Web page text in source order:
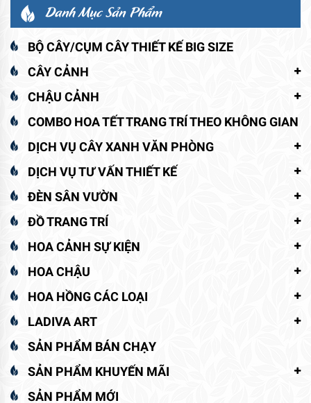
Danh Mục Sản Phẩm
BỘ CÂY/CỤM CÂY THIẾT KẾ BIG SIZE
CÂY CẢNH
CHẬU CẢNH
COMBO HOA TẾT TRANG TRÍ THEO KHÔNG GIAN
DỊCH VỤ CÂY XANH VĂN PHÒNG
DỊCH VỤ TƯ VẤN THIẾT KẾ
ĐÈN SÂN VƯỜN
ĐỒ TRANG TRÍ
HOA CẢNH SỰ KIỆN
HOA CHẬU
HOA HỒNG CÁC LOẠI
LADIVA ART
SẢN PHẨM BÁN CHẠY
SẢN PHẨM KHUYẾN MÃI
SẢN PHẨM MỚI